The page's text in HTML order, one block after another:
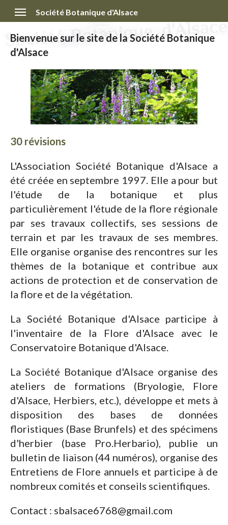
Société Botanique d'Alsace
Bienvenue sur le site de la Société Botanique
d'Alsace
30 révisions
L'Association Société Botanique d'Alsace a
été créée en septembre 1997. Elle a pour but
l'étude de la botanique et plus
particulièrement l'étude de la flore régionale
par ses travaux collectifs, ses sessions de
terrain et par les travaux de ses membres.
Elle organise organise des rencontres sur les
thèmes de la botanique et contribue aux
actions de protection et de conservation de
la flore et de la végétation.
La Société Botanique d'Alsace participe à
l'inventaire de la Flore d'Alsace avec le
Conservatoire Botanique d'Alsace.
La Société Botanique d'Alsace organise des
ateliers de formations (Bryologie, Flore
d'Alsace, Herbiers, etc.), développe et mets à
disposition des bases de données
floristiques (Base Brunfels) et des spécimens
d'herbier (base Pro.Herbario), publie un
bulletin de liaison (44 numéros), organise des
Entretiens de Flore annuels et participe à de
nombreux comités et conseils scientifiques.
Contact : sbalsace6768@gmail.com